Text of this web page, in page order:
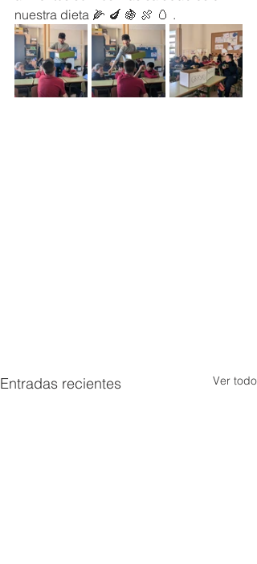
nuestra dieta 🌽 🍆 🍇 🍖 🥚 .
Entradas recientes Ver todo